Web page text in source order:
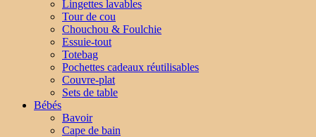
Lingettes lavables
Tour de cou
Chouchou & Foulchie
Essuie-tout
Totebag
Pochettes cadeaux réutilisables
Couvre-plat
Sets de table
Bébés
Bavoir
Cape de bain